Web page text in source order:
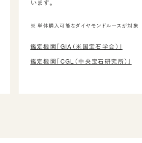
います。
※ 単体購入可能なダイヤモンドルースが対象
鑑定機関「GIA（米国宝石学会）」
鑑定機関「CGL（中央宝石研究所）」